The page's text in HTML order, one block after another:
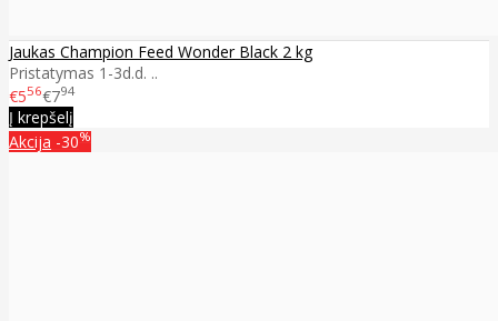
Jaukas Champion Feed Wonder Black 2 kg
Pristatymas 1-3d.d. ..
€556€794
Į krepšelį
Akcija -30%